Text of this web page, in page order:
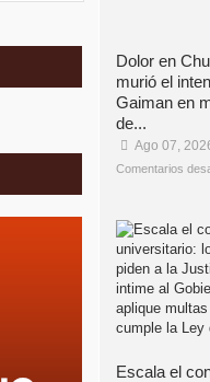
Dolor en
murió el
Gaiman en
de...
Ago 07,
Comentarios
Escala el